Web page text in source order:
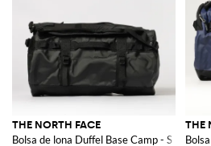
THE NORTH FACE
Bolsa de lona Duffel Base Camp - S
THE